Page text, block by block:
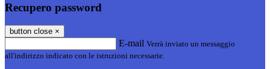
Recupero password
button close ×
E-mail Verrà inviato un messaggio
all'indirizzo indicato con le istruzioni necessarie.